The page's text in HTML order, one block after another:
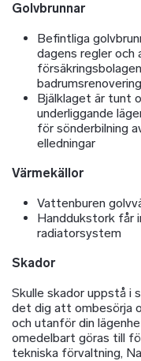
Golvbrunnar
Befintliga
dagens regler och
badrumsrenovering
Bjälklaget är tunt
underliggande
för sönderbilning
elledningar
Värmekällor
Vattenburen
Handdukstork får
radiatorsystem
Skador
Skulle skador uppstå i
det dig att ombesörja
och utanför din
omedelbart göras till
tekniska förvaltning,